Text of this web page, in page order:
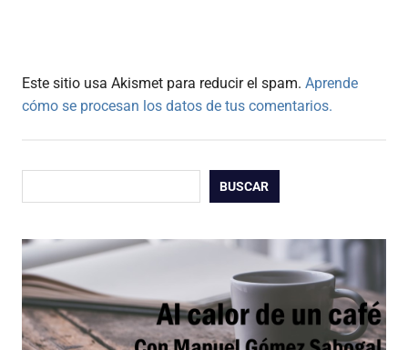
Este sitio usa Akismet para reducir el spam. Aprende
cómo se procesan los datos de tus comentarios.
BUSCAR